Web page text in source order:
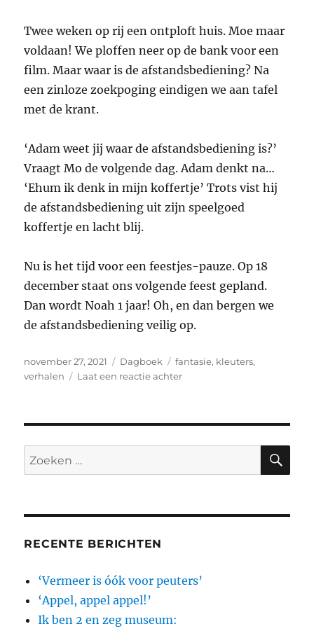
Twee weken op rij een ontploft huis. Moe maar
voldaan! We ploffen neer op de bank voor een
film. Maar waar is de afstandsbediening? Na
een zinloze zoekpoging eindigen we aan tafel
met de krant.
‘Adam weet jij waar de afstandsbediening is?’
Vraagt Mo de volgende dag. Adam denkt na…
‘Ehum ik denk in mijn koffertje’ Trots vist hij
de afstandsbediening uit zijn speelgoed
koffertje en lacht blij.
Nu is het tijd voor een feestjes-pauze. Op 18
december staat ons volgende feest gepland.
Dan wordt Noah 1 jaar! Oh, en dan bergen we
de afstandsbediening veilig op.
Geplaatst
op
november 27, 2021 Categorieën
Dagboek Tags
fantasie, kleuters,
verhalen
Laat een reactie achterop
–
Zoeken
naar:
RECENTE BERICHTEN
‘Vermeer is óók voor peuters’
‘Appel, appel appel!’
Ik ben 2 en zeg museum: